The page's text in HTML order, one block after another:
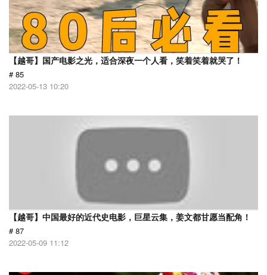
【越哥】国产电影之光，适合深夜一个人看，笑着笑着就哭了！
# 85
2022-05-13 10:20
【越哥】中国最好的近代史电影，巨星云集，姜文都甘愿当配角！
# 87
2022-05-09 11:12